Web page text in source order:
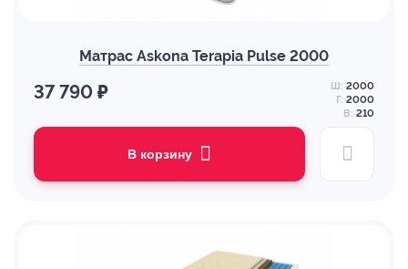
Матрас Askona Terapia Pulse 2000
37 790 ₽ Ш: 2000
Г: 2000
В: 210
В корзину